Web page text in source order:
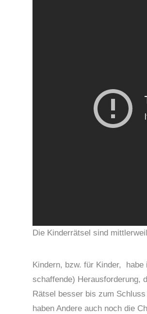
Die Kinderrätsel sind
Kindern, bzw. für Kinder,
schaffende) Herausforderung,
Rätsel besser bis zum
haben Andere auch noch die